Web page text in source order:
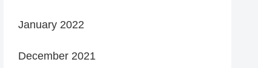
January 2022
December 2021